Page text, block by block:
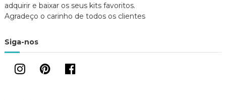
adquirir e baixar os seus kits favoritos.
Agradeço o carinho de todos os clientes
Siga-nos